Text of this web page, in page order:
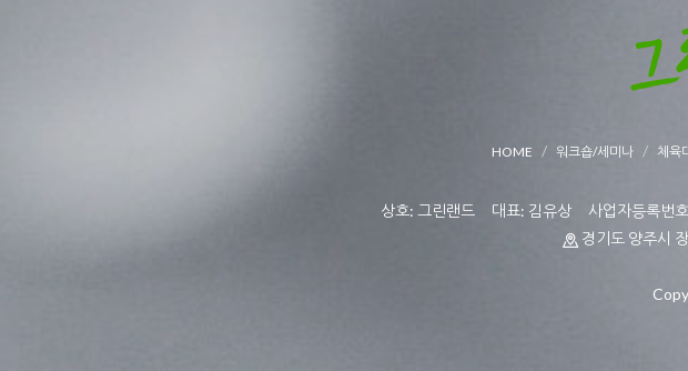
HOME 워크숍/세미나 체육
상호: 그린랜드 대표: 김유상 사업자등록번
경기도 양주시